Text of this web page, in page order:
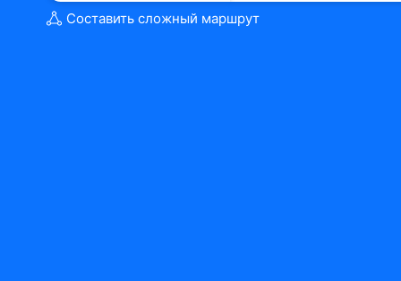
Составить сложный маршрут